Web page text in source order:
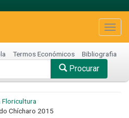
Termos Económicos Bibliografia
Procurar
Chícharo 2015